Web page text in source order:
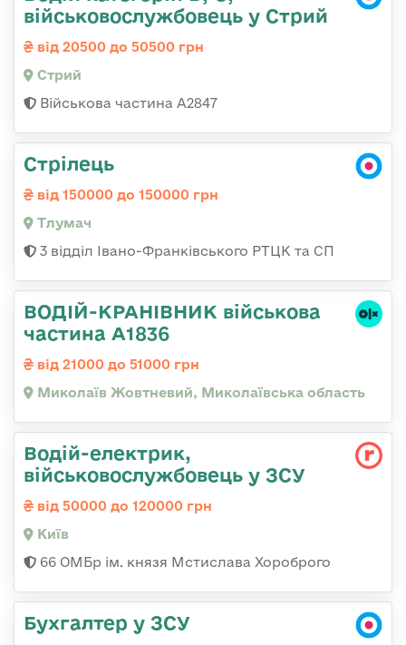
військовослужбовець у Стрий
від 20500 до 50500 грн
Стрий
Військова частина А2847
Стрілець
від 150000 до 150000 грн
Тлумач
3 відділ Івано-Франківського РТЦК та СП
ВОДІЙ-КРАНІВНИК військова
частина А1836
від 21000 до 51000 грн
Миколаїв Жовтневий, Миколаївська область
Водій-електрик,
військовослужбовець у ЗСУ
від 50000 до 120000 грн
Київ
66 ОМБр ім. князя Мстислава Хороброго
Бухгалтер у ЗСУ